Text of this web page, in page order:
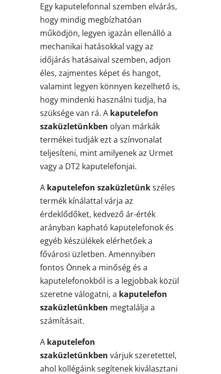
Egy kaputelefonnal szemben elvárás,
hogy mindig megbízhatóan
működjön, legyen igazán ellenálló a
mechanikai hatásokkal vagy az
időjárás hatásaival szemben, adjon
éles, zajmentes képet és hangot,
valamint legyen könnyen kezelhető is,
hogy mindenki használni tudja, ha
szüksége van rá. A kaputelefon
szaküzletünkben olyan márkák
termékei tudják ezt a színvonalat
teljesíteni, mint amilyenek az Urmet
vagy a DT2 kaputelefonjai.
A kaputelefon szaküzletünkszéles
termék kínálattal várja az
érdeklődőket, kedvező ár-érték
arányban kapható kaputelefonok és
egyéb készülékek elérhetőek a
fővárosi üzletben. Amennyiben
fontos Önnek a minőség és a
kaputelefonokból is a legjobbak közül
szeretne válogatni, a kaputelefon
szaküzletünkben megtalálja a
számításait.
Akaputelefon
szaküzletünkben várjuk szeretettel,
ahol kollégáink segítenek kiválasztani